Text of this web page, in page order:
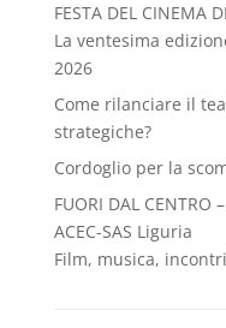
FESTA DEL CINEMA
La ventesima
2026
Come rilanciare il
strategiche?
Cordoglio per la
FUORI DAL
ACEC-SAS Liguria
Film, musica, incontri